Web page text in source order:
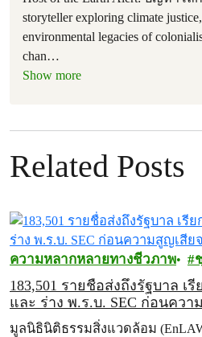
storyteller exploring climate
environmental legacies of
chan…
Show more
Related Posts
ความหลากหลายทางชีวภาพ
183,501 รายชื่อส่งถึงรัฐบาล
และ ร่าง พ.ร.บ. SEC ก่อนคว
คืน
มูลนิธินิติธรรมสิ่งแวดล้อม